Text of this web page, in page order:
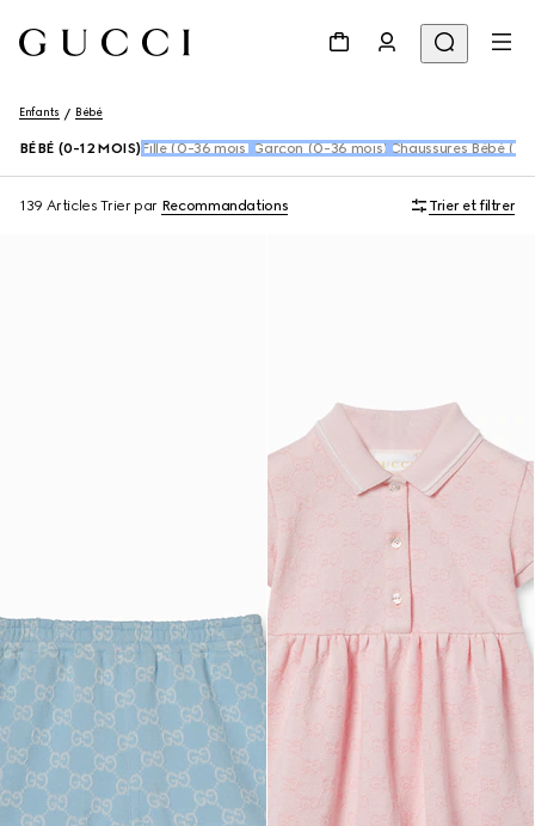
Enfants Bébé
BÉBÉ (0-12 MOIS) Fille (0-36 mois) Garçon (0-36 mois) Chaussures Bébé
139 Articles Trier par Recommandations Trier et filtrer